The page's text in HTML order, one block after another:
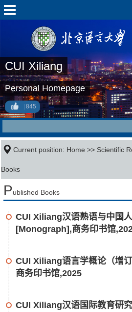
CUI Xiliang
Personal Homepage
845
Current position: Home >> Scientific
Books
Published Books
CUI Xiliang汉语熟语与中国人
[Monograph],商务印书馆
CUI Xiliang语言学概论（增
商务印书馆,2025
CUI Xiliang汉语国际教育研